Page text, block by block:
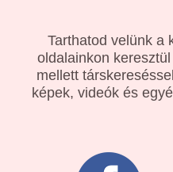
Tarthatod velünk a
oldalainkon
mellett
képek, videók és